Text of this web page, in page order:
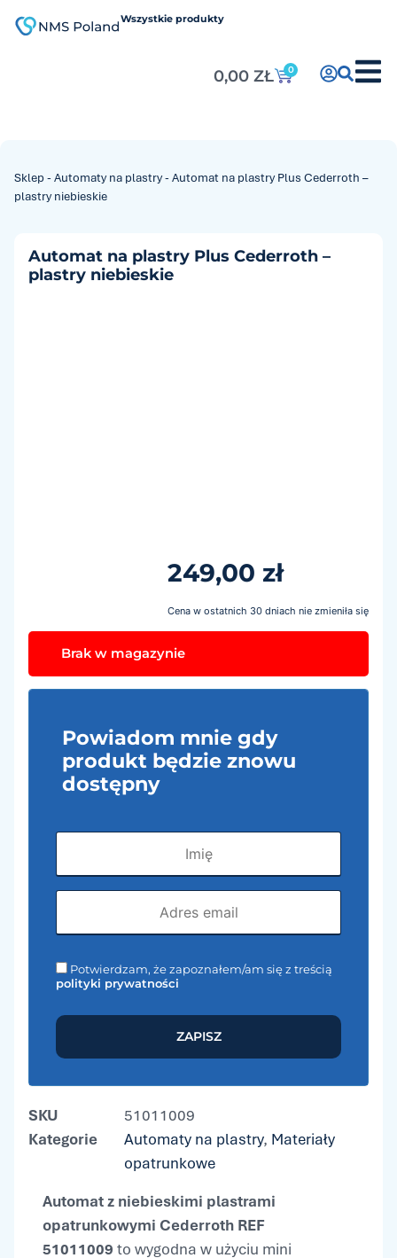
treści
Wszystkie produkty
0,00 ZŁ 0
Sklep- Automaty na plastry- Automat na plastry Plus Cederroth –
plastry niebieskie
Automat z niebieskimi plastrami
opatrunkowymi Cederroth REF
51011009 to wygodna w użyciu mini
Automat na plastry Plus Cederroth –
plastry niebieskie
249,00 zł
Cena w ostatnich 30 dniach nie zmieniła się
Brak w magazynie
Powiadom mnie gdy
produkt będzie znowu
dostępny
Potwierdzam, że zapoznałem/am się z treścią
polityki prywatności
ZAPISZ
SKU
51011009
Kategorie
Automaty na plastry, Materiały
opatrunkowe